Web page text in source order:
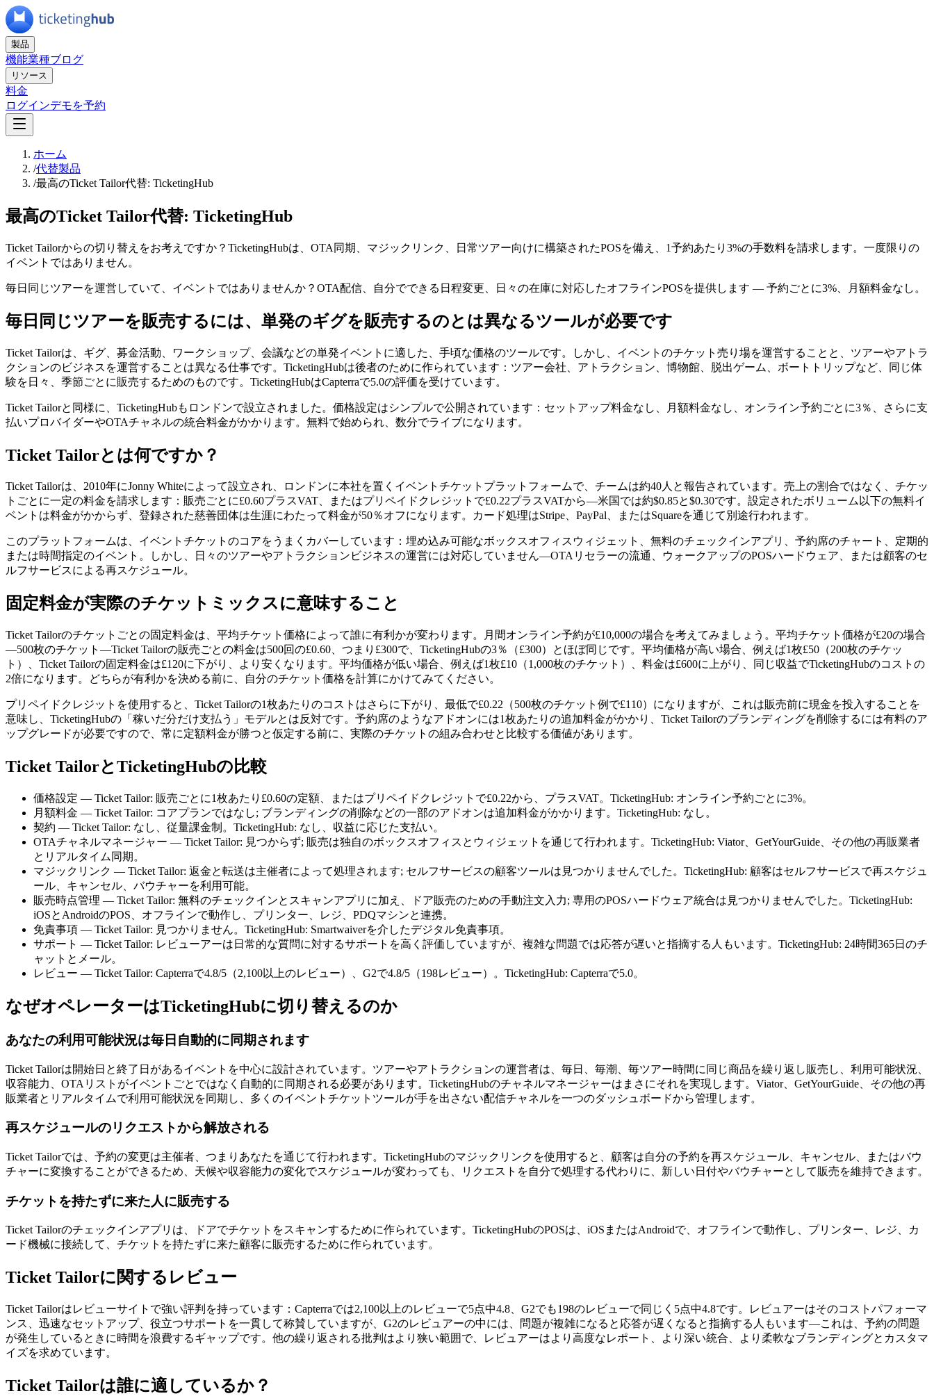
製品
機能業種ブログ
リソース
料金
ログインデモを予約
ホーム
/代替製品
/最高のTicket Tailor代替: TicketingHub
最高のTicket Tailor代替: TicketingHub
Ticket Tailorからの切り替えをお考えですか？TicketingHubは、OTA同期、マジックリンク、日常ツアー向けに構築されたPOSを備え、1予約あたり3%の手数料を請求します。一度限りの
イベントではありません。
毎日同じツアーを運営していて、イベントではありませんか？OTA配信、自分でできる日程変更、日々の在庫に対応したオフラインPOSを提供します — 予約ごとに3%、月額料金なし。
毎日同じツアーを販売するには、単発のギグを販売するのとは異なるツールが必要です
Ticket Tailorは、ギグ、募金活動、ワークショップ、会議などの単発イベントに適した、手頃な価格のツールです。しかし、イベントのチケット売り場を運営することと、ツアーやアトラ
クションのビジネスを運営することは異なる仕事です。TicketingHubは後者のために作られています：ツアー会社、アトラクション、博物館、脱出ゲーム、ボートトリップなど、同じ体
験を日々、季節ごとに販売するためのものです。TicketingHubはCapterraで5.0の評価を受けています。
Ticket Tailorと同様に、TicketingHubもロンドンで設立されました。価格設定はシンプルで公開されています：セットアップ料金なし、月額料金なし、オンライン予約ごとに3％、さらに支
払いプロバイダーやOTAチャネルの統合料金がかかります。無料で始められ、数分でライブになります。
Ticket Tailorとは何ですか？
Ticket Tailorは、2010年にJonny Whiteによって設立され、ロンドンに本社を置くイベントチケットプラットフォームで、チームは約40人と報告されています。売上の割合ではなく、チケッ
トごとに一定の料金を請求します：販売ごとに£0.60プラスVAT、またはプリペイドクレジットで£0.22プラスVATから—米国では約$0.85と$0.30です。設定されたボリューム以下の無料イ
ベントは料金がかからず、登録された慈善団体は生涯にわたって料金が50％オフになります。カード処理はStripe、PayPal、またはSquareを通じて別途行われます。
このプラットフォームは、イベントチケットのコアをうまくカバーしています：埋め込み可能なボックスオフィスウィジェット、無料のチェックインアプリ、予約席のチャート、定期的
または時間指定のイベント。しかし、日々のツアーやアトラクションビジネスの運営には対応していません—OTAリセラーの流通、ウォークアップのPOSハードウェア、または顧客のセ
ルフサービスによる再スケジュール。
固定料金が実際のチケットミックスに意味すること
Ticket Tailorのチケットごとの固定料金は、平均チケット価格によって誰に有利かが変わります。月間オンライン予約が£10,000の場合を考えてみましょう。平均チケット価格が£20の場合
—500枚のチケット—Ticket Tailorの販売ごとの料金は500回の£0.60、つまり£300で、TicketingHubの3％（£300）とほぼ同じです。平均価格が高い場合、例えば1枚£50（200枚のチケッ
ト）、Ticket Tailorの固定料金は£120に下がり、より安くなります。平均価格が低い場合、例えば1枚£10（1,000枚のチケット）、料金は£600に上がり、同じ収益でTicketingHubのコストの
2倍になります。どちらが有利かを決める前に、自分のチケット価格を計算にかけてみてください。
プリペイドクレジットを使用すると、Ticket Tailorの1枚あたりのコストはさらに下がり、最低で£0.22（500枚のチケット例で£110）になりますが、これは販売前に現金を投入することを
意味し、TicketingHubの「稼いだ分だけ支払う」モデルとは反対です。予約席のようなアドオンには1枚あたりの追加料金がかかり、Ticket Tailorのブランディングを削除するには有料のア
ップグレードが必要ですので、常に定額料金が勝つと仮定する前に、実際のチケットの組み合わせと比較する価値があります。
Ticket TailorとTicketingHubの比較
価格設定 — Ticket Tailor: 販売ごとに1枚あたり£0.60の定額、またはプリペイドクレジットで£0.22から、プラスVAT。TicketingHub: オンライン予約ごとに3%。
月額料金 — Ticket Tailor: コアプランではなし; ブランディングの削除などの一部のアドオンは追加料金がかかります。TicketingHub: なし。
契約 — Ticket Tailor: なし、従量課金制。TicketingHub: なし、収益に応じた支払い。
OTAチャネルマネージャー — Ticket Tailor: 見つからず; 販売は独自のボックスオフィスとウィジェットを通じて行われます。TicketingHub: Viator、GetYourGuide、その他の再販業者
とリアルタイム同期。
マジックリンク — Ticket Tailor: 返金と転送は主催者によって処理されます; セルフサービスの顧客ツールは見つかりませんでした。TicketingHub: 顧客はセルフサービスで再スケジュ
ール、キャンセル、バウチャーを利用可能。
販売時点管理 — Ticket Tailor: 無料のチェックインとスキャンアプリに加え、ドア販売のための手動注文入力; 専用のPOSハードウェア統合は見つかりませんでした。TicketingHub:
iOSとAndroidのPOS、オフラインで動作し、プリンター、レジ、PDQマシンと連携。
免責事項 — Ticket Tailor: 見つかりません。TicketingHub: Smartwaiverを介したデジタル免責事項。
サポート — Ticket Tailor: レビューアーは日常的な質問に対するサポートを高く評価していますが、複雑な問題では応答が遅いと指摘する人もいます。TicketingHub: 24時間365日のチ
ャットとメール。
レビュー — Ticket Tailor: Capterraで4.8/5（2,100以上のレビュー）、G2で4.8/5（198レビュー）。TicketingHub: Capterraで5.0。
なぜオペレーターはTicketingHubに切り替えるのか
あなたの利用可能状況は毎日自動的に同期されます
Ticket Tailorは開始日と終了日があるイベントを中心に設計されています。ツアーやアトラクションの運営者は、毎日、毎潮、毎ツアー時間に同じ商品を繰り返し販売し、利用可能状況、
収容能力、OTAリストがイベントごとではなく自動的に同期される必要があります。TicketingHubのチャネルマネージャーはまさにそれを実現します。Viator、GetYourGuide、その他の再
販業者とリアルタイムで利用可能状況を同期し、多くのイベントチケットツールが手を出さない配信チャネルを一つのダッシュボードから管理します。
再スケジュールのリクエストから解放される
Ticket Tailorでは、予約の変更は主催者、つまりあなたを通じて行われます。TicketingHubのマジックリンクを使用すると、顧客は自分の予約を再スケジュール、キャンセル、またはバウ
チャーに変換することができるため、天候や収容能力の変化でスケジュールが変わっても、リクエストを自分で処理する代わりに、新しい日付やバウチャーとして販売を維持できます。
チケットを持たずに来た人に販売する
Ticket Tailorのチェックインアプリは、ドアでチケットをスキャンするために作られています。TicketingHubのPOSは、iOSまたはAndroidで、オフラインで動作し、プリンター、レジ、カ
ード機械に接続して、チケットを持たずに来た顧客に販売するために作られています。
Ticket Tailorに関するレビュー
Ticket Tailorはレビューサイトで強い評判を持っています：Capterraでは2,100以上のレビューで5点中4.8、G2でも198のレビューで同じく5点中4.8です。レビュアーはそのコストパフォーマ
ンス、迅速なセットアップ、役立つサポートを一貫して称賛していますが、G2のレビュアーの中には、問題が複雑になると応答が遅くなると指摘する人もいます—これは、予約の問題
が発生しているときに時間を浪費するギャップです。他の繰り返される批判はより狭い範囲で、レビュアーはより高度なレポート、より深い統合、より柔軟なブランディングとカスタマ
イズを求めています。
Ticket Tailorは誰に適しているか？